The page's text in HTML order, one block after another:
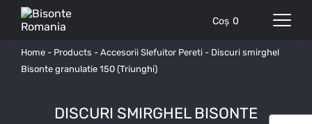
Coș 0
Home - Products - Accesorii Slefuitor Pereti - Discuri smirghel
Bisonte granulatie 150 (Triunghi)
DISCURI SMIRGHEL BISONTE